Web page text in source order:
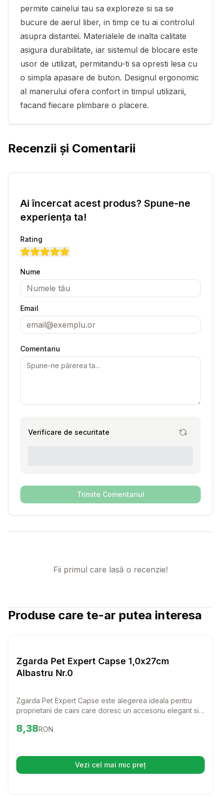
permite cainelui tau sa exploreze si sa se
bucure de aerul liber, in timp ce tu ai controlul
asupra distantei. Materialele de inalta calitate
asigura durabilitate, iar sistemul de blocare este
usor de utilizat, permitandu-ti sa opresti lesa cu
o simpla apasare de buton. Designul ergonomic
al manerului ofera confort in timpul utilizarii,
facand fiecare plimbare o placere.
Recenzii și Comentarii
Ai încercat acest produs? Spune-ne
experiența ta!
Rating
Nume
Email
Comentariu
Verificare de securitate
Trimite Comentariul
Fii primul care lasă o recenzie!
Produse care te-ar putea interesa
Zgarda Pet Expert Capse 1,0x27cm
Albastru Nr.0
Zgarda Pet Expert Capse este alegerea ideala pentru
proprietarii de caini care doresc un accesoriu elegant si
ofera confort maxim si un stil deosebit pentru patrupedul
Preț:8.38
8,38RON
Vezi cel mai mic preț(se deschide într-o filă nouă)